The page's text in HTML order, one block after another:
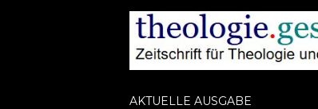
AKTUELLE AUSGABE